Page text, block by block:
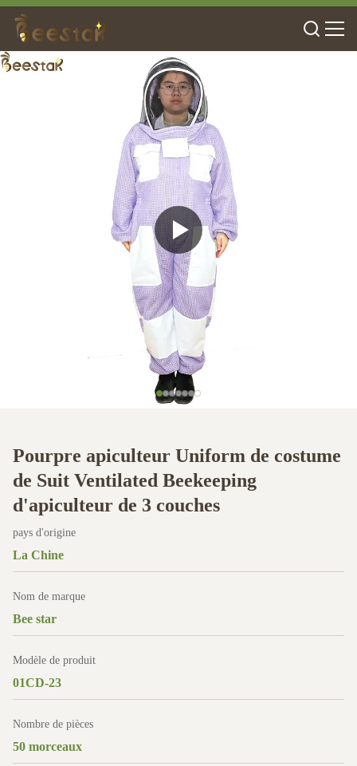
Pourpre apiculteur Uniform de costume
de Suit Ventilated Beekeeping
d'apiculteur de 3 couches
pays d'origine
La Chine
Nom de marque
Bee star
Modèle de produit
01CD-23
Nombre de pièces
50 morceaux